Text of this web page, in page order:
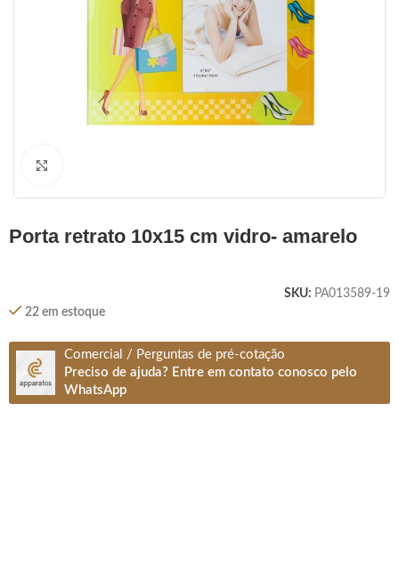
porta retrato 10x15 cm vidro- amarelo
SKU: PA013589-19
22 em estoque
Comercial / Perguntas de pré-cotação
Preciso de ajuda? Entre em contato conosco pelo
WhatsApp